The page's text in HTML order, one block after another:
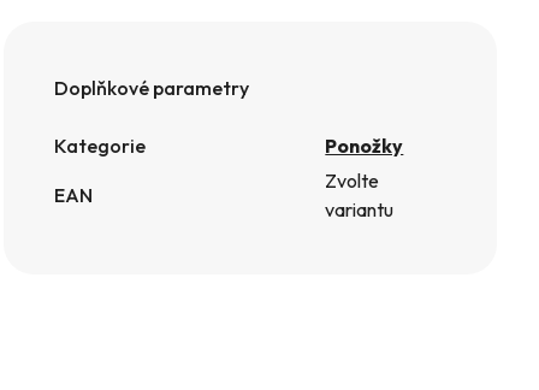
Doplňkové parametry
Kategorie Ponožky
EAN
Zvolte
variantu